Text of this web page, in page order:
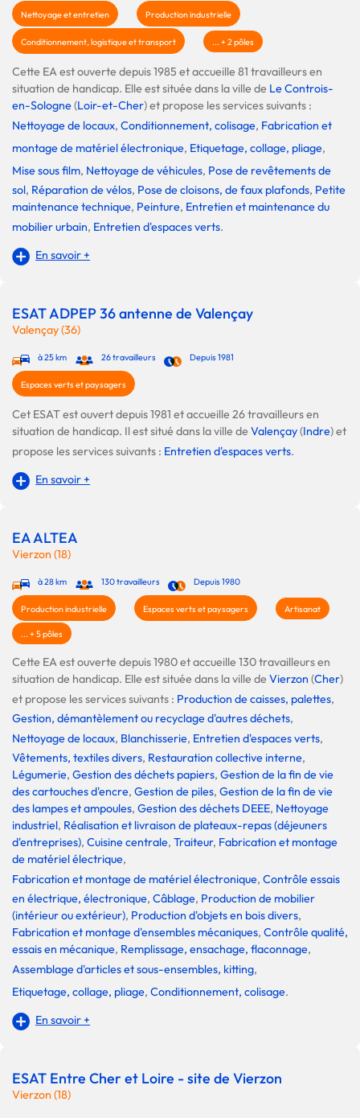
Nettoyage et entretien Production industrielle
Conditionnement, logistique et transport ... + 2 pôles
Cette EA est ouverte depuis 1985 et accueille 81 travailleurs en
situation de handicap. Elle est située dans la ville de Le Controis-
en-Sologne(Loir-et-Cher) et propose les services suivants :
Nettoyage de locaux, Conditionnement, colisage, Fabrication et
montage de matériel électronique, Etiquetage, collage, pliage,
Mise sous film, Nettoyage de véhicules, Pose de revêtements de
sol, Réparation de vélos, Pose de cloisons, de faux plafonds, Petite
maintenance technique, Peinture, Entretien et maintenance du
mobilier urbain, Entretien d'espaces verts.
En savoir +
ESAT ADPEP 36 antenne de Valençay
Valençay (36)
à 25 km 26 travailleurs Depuis 1981
Espaces verts et paysagers
Cet ESAT est ouvert depuis 1981 et accueille 26 travailleurs en
situation de handicap. Il est situé dans la ville deValençay(Indre) et
propose les services suivants : Entretien d'espaces verts.
En savoir +
EA ALTEA
Vierzon (18)
à 28 km 130 travailleurs Depuis 1980
Production industrielle Espaces verts et paysagers Artisanat
... + 5 pôles
Cette EA est ouverte depuis 1980 et accueille 130 travailleurs en
situation de handicap. Elle est située dans la ville deVierzon (Cher)
et propose les services suivants : Production de caisses, palettes,
Gestion, démantèlement ou recyclage d'autres déchets,
Nettoyage de locaux, Blanchisserie, Entretien d'espaces verts,
Vêtements, textiles divers, Restauration collective interne,
Légumerie, Gestion des déchets papiers, Gestion de la fin de vie
des cartouches d'encre, Gestion de piles, Gestion de la fin de vie
des lampes et ampoules, Gestion des déchets DEEE, Nettoyage
industriel, Réalisation et livraison de plateaux-repas (déjeuners
d'entreprises), Cuisine centrale, Traiteur, Fabrication et montage
de matériel électrique,
Fabrication et montage de matériel électronique, Contrôle essais
en électrique, électronique, Câblage, Production de mobilier
(intérieur ou extérieur), Production d'objets en bois divers,
Fabrication et montage d'ensembles mécaniques, Contrôle qualité,
essais en mécanique, Remplissage, ensachage, flaconnage,
Assemblage d'articles et sous-ensembles, kitting,
Etiquetage, collage, pliage, Conditionnement, colisage.
En savoir +
ESAT Entre Cher et Loire - site de Vierzon
Vierzon (18)